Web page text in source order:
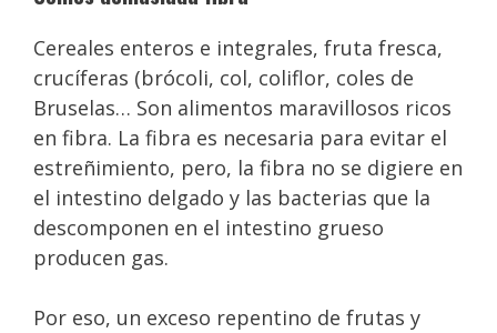
Cereales enteros e integrales, fruta fresca,
crucíferas (brócoli, col, coliflor, coles de
Bruselas… Son alimentos maravillosos ricos
en fibra. La fibra es necesaria para evitar el
estreñimiento, pero, la fibra no se digiere en
el intestino delgado y las bacterias que la
descomponen en el intestino grueso
producen gas.
Por eso, un exceso repentino de frutas y